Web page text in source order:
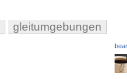
gleitumgebungen